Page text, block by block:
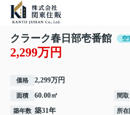
クラーク春日部壱番館 空
2,299万円
価格 2,299万円
面積 60.00㎡ 間取
築年数 築31年 所